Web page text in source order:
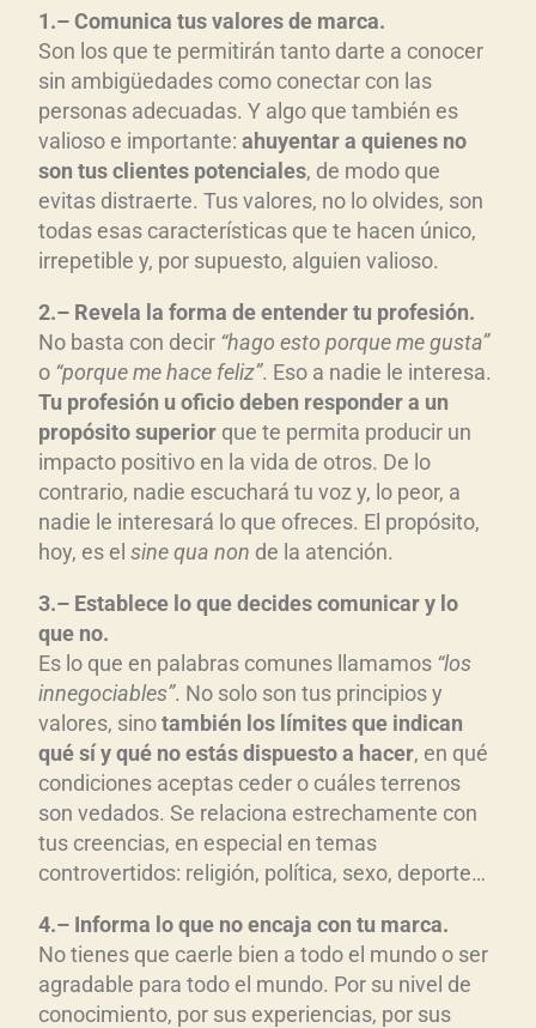
1.–Comunica tus valores de marca.
Son los que te permitirán tanto darte a conocer
sin ambigüedades como conectar con las
personas adecuadas. Y algo que también es
valioso e importante: ahuyentar a quienes no
son tus clientes potenciales, de modo que
evitas distraerte. Tus valores, no lo olvides, son
todas esas características que te hacen único,
irrepetible y, por supuesto, alguien valioso.
2.– Revela la forma de entendertu profesión.
No basta con decir “hago esto porque me gusta”
o “porque me hace feliz”. Eso a nadie le interesa.
Tu profesión u oficio deben responder a un
propósito superior que te permita producir un
impacto positivo en la vida de otros. De lo
contrario, nadie escuchará tu voz y, lo peor, a
nadie le interesará lo que ofreces. El propósito,
hoy, es el sine qua non de la atención.
3.– Establece lo que decides comunicar y lo
que no.
Es lo que en palabras comunes llamamos “los
innegociables”. No solo son tus principios y
valores, sinotambién los límites que indican
qué sí y qué no estás dispuesto a hacer, en qué
condiciones aceptas ceder o cuáles terrenos
son vedados. Se relaciona estrechamente con
tus creencias, en especial en temas
controvertidos: religión, política, sexo, deporte…
4.– Informa lo que no encaja con tu marca.
No tienes que caerle bien a todo el mundo o ser
agradable para todo el mundo. Por su nivel de
conocimiento, por sus experiencias, por sus